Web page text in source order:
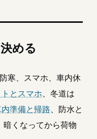
める
寒、スマホ、車内休
とスマホ、冬道は
準備と帰路、防水と
暗くなってから荷物